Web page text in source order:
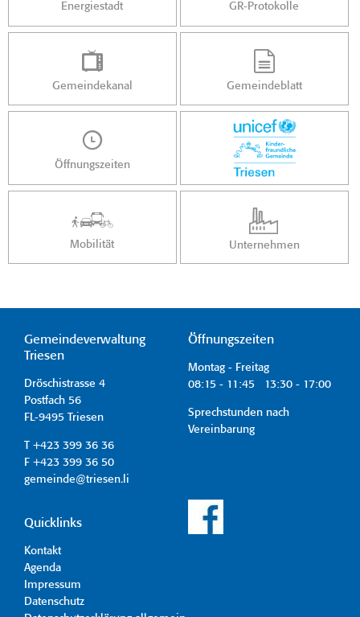
Energiestadt GR-Protokolle
Gemeindekanal Gemeindeblatt
Öffnungszeiten
Mobilität Unternehmen
Gemeindeverwaltung
Triesen
Dröschistrasse 4
Postfach 56
FL-9495 Triesen
T +423 399 36 36
F +423 399 36 50
gemeinde@triesen.li
Öffnungszeiten
Montag - Freitag
08:15 - 11:45 13:30 - 17:00
Sprechstunden nach
Vereinbarung
Quicklinks
Kontakt
Agenda
Impressum
Datenschutz